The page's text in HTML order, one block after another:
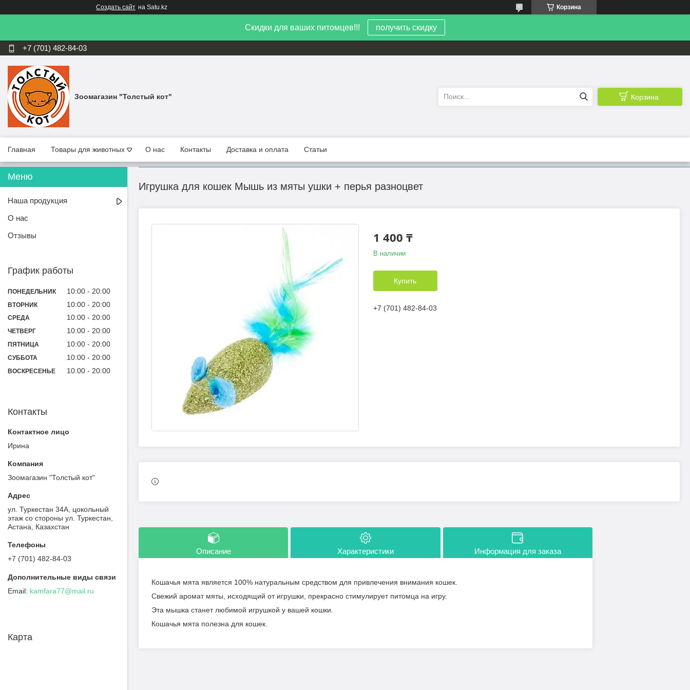
Создать сайт на Satu.kz Корзина
Скидки для ваших питомцев!!! получить скидку
+7 (701) 482-84-03
Зоомагазин "Толстый кот" Корзина
Главная Товары для животных О нас Контакты Доставка и оплата Статьи
Игрушка для кошек Мышь из мяты ушки + перья разноцвет
1 400 ₸
В наличии
Купить
+7 (701) 482-84-03
Описание Характеристики Информация для заказа
Кошачья мята является 100% натуральным средством для привлечения внимания кошек.
Свежий аромат мяты, исходящий от игрушки, прекрасно стимулирует питомца на игру.
Эта мышка станет любимой игрушкой у вашей кошки.
Кошачья мята полезна для кошек.
Наша продукция
О нас
Отзывы
График работы
ПОНЕДЕЛЬНИК 10:00 20:00
ВТОРНИК 10:00 20:00
СРЕДА 10:00 20:00
ЧЕТВЕРГ 10:00 20:00
ПЯТНИЦА 10:00 20:00
СУББОТА 10:00 20:00
ВОСКРЕСЕНЬЕ 10:00 20:00
Контакты
Ирина
Зоомагазин "Толстый кот"
ул. Туркестан 34А, цокольный
этаж со стороны ул. Туркестан,
Астана, Казахстан
+7 (701) 482-84-03
kamfara77@mail.ru
Карта